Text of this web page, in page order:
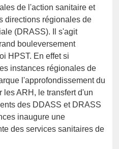
de l'action sanitaire et
directions régionales de
(DRASS). Il s'agit
bouleversement
HPST. En effet si
instances régionales de
l'approfondissement du
les ARH, le transfert d'un
des DDASS et DRASS
inaugure une
des services sanitaires de